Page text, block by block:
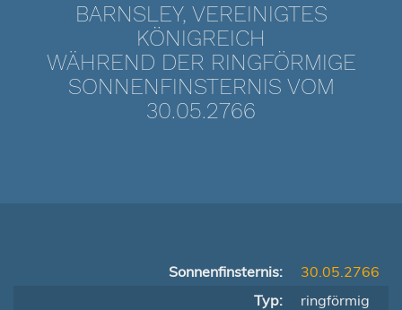
BARNSLEY, VEREINIGTES
KÖNIGREICH
WÄHREND DER RINGFÖRMIGE
SONNENFINSTERNIS VOM
30.05.2766
Sonnenfinsternis:
30.05.2766
Typ:
ringförmig